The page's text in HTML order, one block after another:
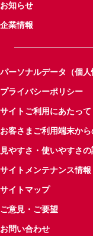
お知らせ
企業情報
パーソナルデータ（個
プライバシーポリシー
サイトご利用にあたって
お客さまご利用端末か
見やすさ・使いやすさ
サイトメンテナンス情報
サイトマップ
ご意見・ご要望
お問い合わせ